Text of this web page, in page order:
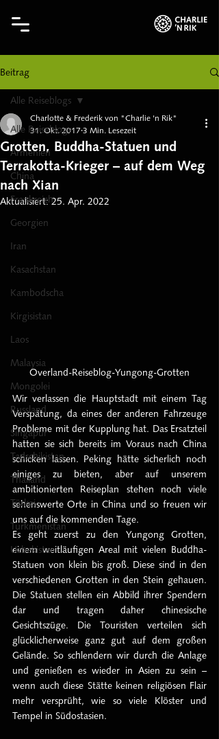
Beitrag
Alle Reiseblogs
Armenien
China
Frankreich
Georgien
Iran
Kasachstan
Kambodscha
Kirgisistan
Laos
Malaysia
Mongolei
Russland
Singapur
Tadschikistan
Thailand
Türkei
Turkmenistan
Uzbekistan
Alle Reiseblogs
Grotten, Buddha-Statuen und
Terrakotta-Krieger – auf dem Weg
nach Xian
Charlotte & Frederik von "Charlie 'n Rik"
31. Okt. 2017 3 Min. Lesezeit
Aktualisiert:25. Apr. 2022
Overland-Reiseblog-Yungong-Grotten
Wir verlassen die Hauptstadt mit einem Tag
Verspätung, da eines der anderen Fahrzeuge
Probleme mit der Kupplung hat. Das Ersatzteil
hatten sie sich bereits im Voraus nach China
schicken lassen. Peking hätte sicherlich noch
einiges zu bieten, aber auf unserem
ambitionierten Reiseplan stehen noch viele
sehenswerte Orte in China und so freuen wir
uns auf die kommenden Tage.
Es geht zuerst zu den Yungong Grotten,
einem weitläufigen Areal mit vielen Buddha-
Statuen von klein bis groß. Diese sind in den
verschiedenen Grotten in den Stein gehauen.
Die Statuen stellen ein Abbild ihrer Spendern
dar und tragen daher chinesische
Gesichtszüge. Die Touristen verteilen sich
glücklicherweise ganz gut auf dem großen
Gelände. So schlendern wir durch die Anlage
und genießen es wieder in Asien zu sein –
wenn auch diese Stätte keinen religiösen Flair
mehr versprüht, wie so viele Klöster und
Tempel in Südostasien.